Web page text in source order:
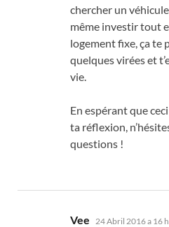
chercher un
même investir tout
logement fixe,ça te
quelques virées et
vie.
En espérant que
ta réflexion,
questions !
Vee dice:
24 Abril 2016 a 16